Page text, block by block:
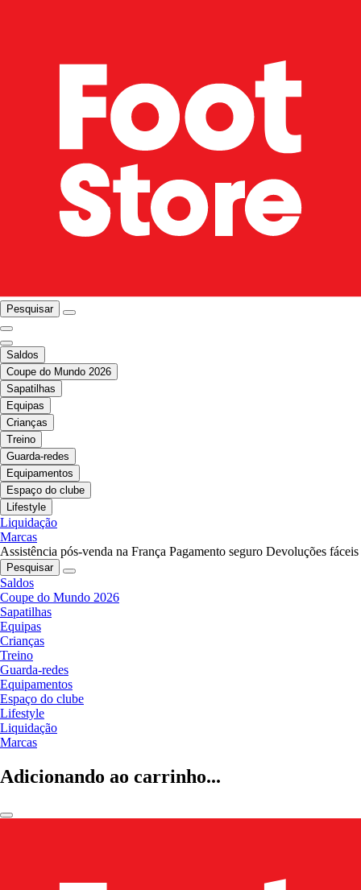
Pesquisar
Saldos
Coupe do Mundo 2026
Sapatilhas
Equipas
Crianças
Treino
Guarda-redes
Equipamentos
Espaço do clube
Lifestyle
Liquidação
Marcas
Assistência pós-venda na França Pagamento seguro Devoluções fáceis
Pesquisar
Saldos
Coupe do Mundo 2026
Sapatilhas
Equipas
Crianças
Treino
Guarda-redes
Equipamentos
Espaço do clube
Lifestyle
Liquidação
Marcas
Adicionando ao carrinho...